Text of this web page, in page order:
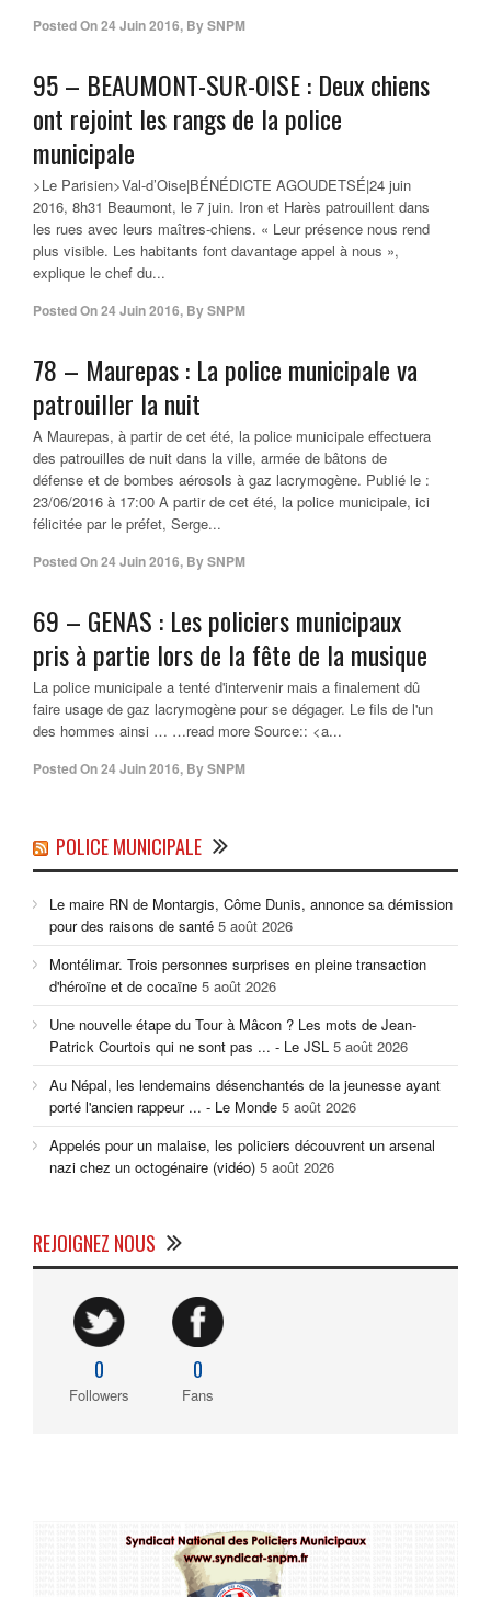
Posted On24 Juin 2016, BySNPM
95 – BEAUMONT-SUR-OISE : Deux chiens
ont rejoint les rangs de la police
municipale
>Le Parisien>Val-d’Oise|BÉNÉDICTE AGOUDETSÉ|24 juin
2016, 8h31 Beaumont, le 7 juin. Iron et Harès patrouillent dans
les rues avec leurs maîtres-chiens. « Leur présence nous rend
plus visible. Les habitants font davantage appel à nous »,
explique le chef du...
Posted On24 Juin 2016, BySNPM
78 – Maurepas : La police municipale va
patrouiller la nuit
A Maurepas, à partir de cet été, la police municipale effectuera
des patrouilles de nuit dans la ville, armée de bâtons de
défense et de bombes aérosols à gaz lacrymogène. Publié le :
23/06/2016 à 17:00 A partir de cet été, la police municipale, ici
félicitée par le préfet, Serge...
Posted On24 Juin 2016, BySNPM
69 – GENAS : Lespoliciers municipaux
pris à partie lors de la fête de la musique
La police municipale a tenté d'intervenir mais a finalement dû
faire usage de gaz lacrymogène pour se dégager. Le fils de l'un
des hommes ainsi … …read more Source:: <a...
Posted On24 Juin 2016, BySNPM
POLICE MUNICIPALE
Le maire RN de Montargis, Côme Dunis, annonce sa démission
pour des raisons de santé 5 août 2026
Montélimar. Trois personnes surprises en pleine transaction
d'héroïne et de cocaïne 5 août 2026
Une nouvelle étape du Tour à Mâcon ? Les mots de Jean-
Patrick Courtois qui ne sont pas ... - Le JSL 5 août 2026
Au Népal, les lendemains désenchantés de la jeunesse ayant
porté l'ancien rappeur ... - Le Monde 5 août 2026
Appelés pour un malaise, les policiers découvrent un arsenal
nazi chez un octogénaire (vidéo) 5 août 2026
REJOIGNEZ NOUS
0
Followers
0
Fans